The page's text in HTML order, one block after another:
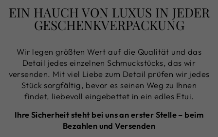
EIN HAUCH VON LUXUS IN JEDER
GESCHENKVERPACKUNG
Wir legen größten Wert auf die Qualität und das
Detail jedes einzelnen Schmuckstücks, das wir
versenden. Mit viel Liebe zum Detail prüfen wir jedes
Stück sorgfältig, bevor es seinen Weg zu Ihnen
findet, liebevoll eingebettet in ein edles Etui.
Ihre Sicherheit steht bei uns an erster Stelle – beim
Bezahlen und Versenden